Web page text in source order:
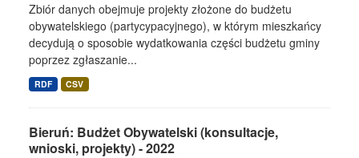
Zbiór danych obejmuje projekty złożone do budżetu
obywatelskiego (partycypacyjnego), w którym mieszkańcy
decydują o sposobie wydatkowania części budżetu gminy
poprzez zgłaszanie...
RDF CSV
Bieruń: Budżet Obywatelski (konsultacje,
wnioski, projekty) - 2022